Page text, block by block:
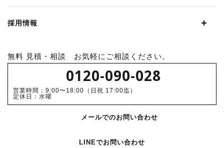
採用情報
無料 見積・相談 お気軽にご相談ください。
0120-090-028
営業時間：9:00〜18:00（日祝 17:00迄）
定休日：水曜
メールでのお問い合わせ
LINEでお問い合わせ